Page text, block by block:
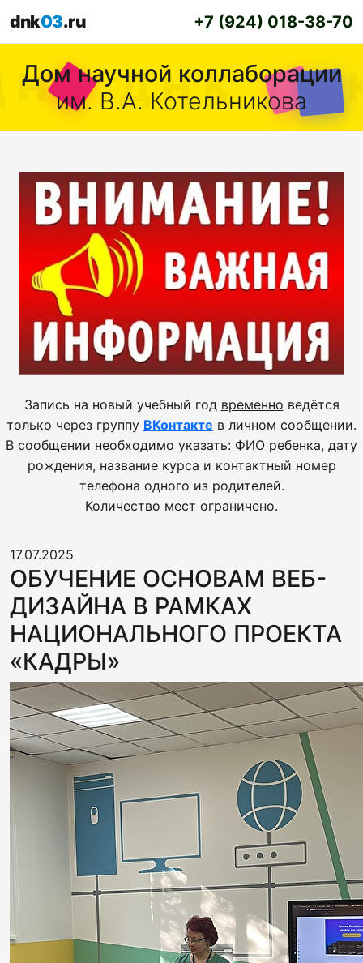
dnk03.ru +7 (924) 018-38-70
Дом научной коллаборации
им. В.А. Котельникова
Запись на новый учебный год временно ведётся
только через группу ВКонтакте в личном сообщении.
В сообщении необходимо указать: ФИО ребенка, дату
рождения, название курса и контактный номер
телефона одного из родителей.
Количество мест ограничено.
17.07.2025
ОБУЧЕНИЕ ОСНОВАМ ВЕБ-
ДИЗАЙНА В РАМКАХ
НАЦИОНАЛЬНОГО ПРОЕКТА
«КАДРЫ»